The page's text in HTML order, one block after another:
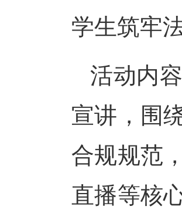
学生筑牢
活动内
宣讲，围
合规规范
直播等核